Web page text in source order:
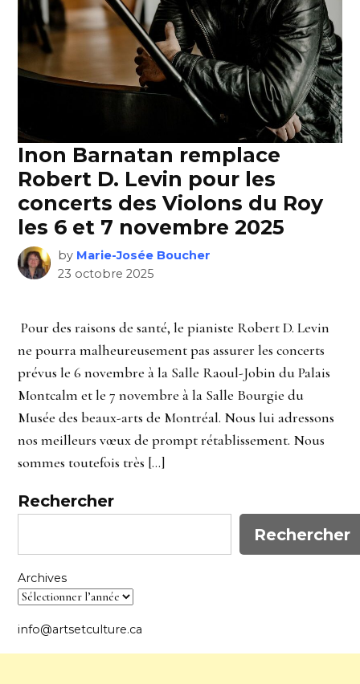
Inon Barnatan remplace
Robert D. Levin pour les
concerts des Violons du Roy
les 6 et 7 novembre 2025
by Marie-Josée Boucher
23 octobre 2025
Pour des raisons de santé, le pianiste Robert D. Levin
ne pourra malheureusement pas assurer les concerts
prévus le 6 novembre à la Salle Raoul-Jobin du Palais
Montcalm et le 7 novembre à la Salle Bourgie du
Musée des beaux-arts de Montréal. Nous lui adressons
nos meilleurs vœux de prompt rétablissement. Nous
sommes toutefois très […]
Rechercher
Rechercher
Archives
info@artsetculture.ca